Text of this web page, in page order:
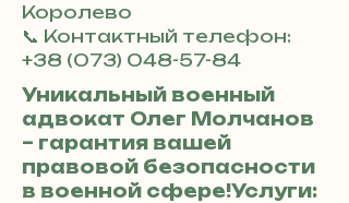
Королево
📞 Контактный телефон:
+38 (073) 048-57-84
Уникальный военный
адвокат Олег Молчанов
– гарантия вашей
правовой безопасности
в военной сфере!Услуги: